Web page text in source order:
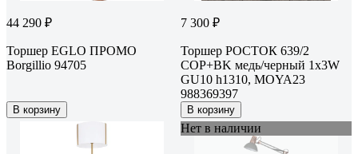
44 290 ₽
Торшер EGLO ПРОМО
Borgillio 94705
В корзину
7 300 ₽
Торшер РОСТОК 639/2
COP+BK медь/черный 1x3W
GU10 h1310, MOYA23
988369397
В корзину
Нет в наличии